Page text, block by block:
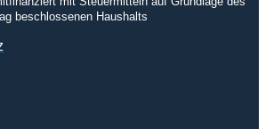
beschlossenen Haushalts